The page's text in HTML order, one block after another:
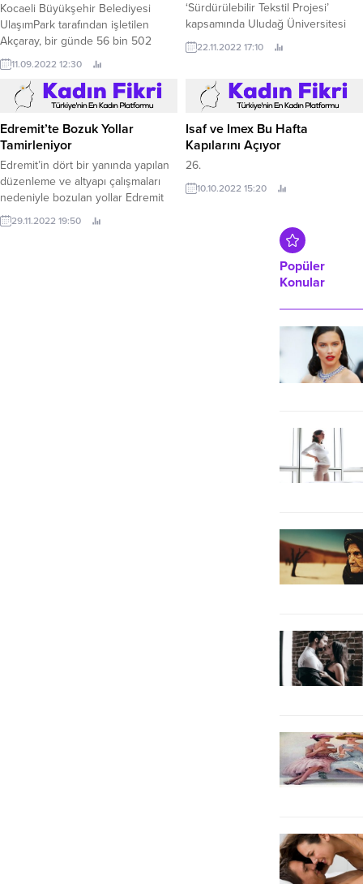
Juan Kruvaziyer Limanını
portföyüne ekledi.
Kocaeli Büyükşehir Belediyesi
UlaşımPark tarafından işletilen
Akçaray, bir günde 56 bin 502
yolcu taşıyarak tüm zamanların
yolcu taşıma rekorunu kırdı.
11.09.2022 12:30
‘Sürdürülebilir Tekstil Projesi’
kapsamında Uludağ Üniversitesi
tarafından düzenlenen ‘Atığın
Modası Geçti’ etkinliğinde stant
22.11.2022 17:10
Edremit’te Bozuk Yollar
Tamirleniyor
Edremit’in dört bir yanında yapılan
düzenleme ve altyapı çalışmaları
nedeniyle bozulan yollar Edremit
Belediyesi tarafından tamir ediliyor.
29.11.2022 19:50
Isaf ve Imex Bu Hafta
Kapılarını Açıyor
26.
10.10.2022 15:20
Popüler
Konular